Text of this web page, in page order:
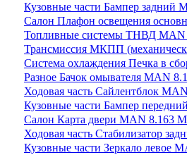
Кузовные части Бампер
Салон Плафон освещения
Топливные системы ТНВД
Трансмиссия МКПП
Система охлаждения Печка в
Разное Бачок омывателя MAN
Ходовая часть Сайлентблок
Кузовные части Бампер
Салон Карта двери MAN 8.163
Ходовая часть Стабилизатор
Кузовные части Зеркало левое